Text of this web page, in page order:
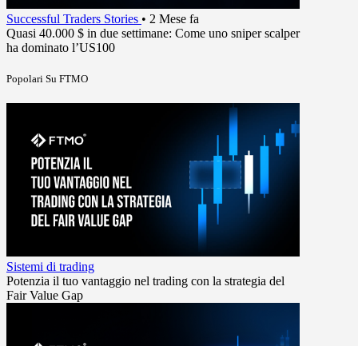
Successful Traders Stories • 2 Mese fa
Quasi 40.000 $ in due settimane: Come uno sniper scalper
ha dominato l’US100
Popolari Su FTMO
Sistemi di trading
Potenzia il tuo vantaggio nel trading con la strategia del
Fair Value Gap